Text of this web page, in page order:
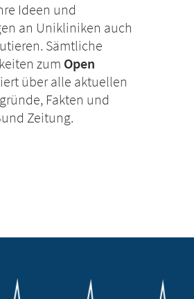
Ideen und
an Unikliniken auch
Sämtliche
zum Open
über alle aktuellen
Fakten und
Zeitung.